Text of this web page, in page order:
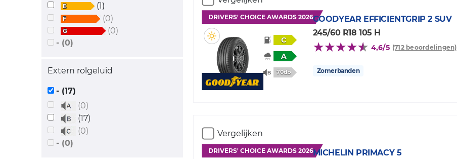
(1)
(0)
(0)
- (0)
Extern rolgeluid
- (17)
(0)
(17)
(0)
- (0)
DRIVERS' CHOICE AWARDS 2026
C
A
70db
GOODYEAR EFFICIENTGRIP 2 SUV
245/60 R18 105 H
4,6/5 (712 beoordelingen)
Zomerbanden
Vergelijken
DRIVERS' CHOICE AWARDS 2026MICHELIN PRIMACY 5